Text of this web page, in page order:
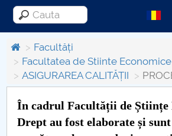
Menu
Despre Universitate
Centrul de Management al
Facultăți
Facultatea de Stiinte
ASIGURAREA CALITĂȚII
În cadrul Facultății de Științe
Drept au fost elaborate și